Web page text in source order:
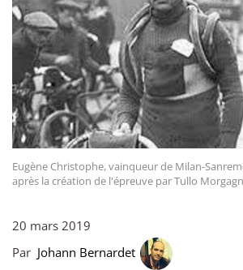
Eugène Christophe, vainqueur de Milan-
après la création de l'épreuve par Tullo
20 mars 2019
Par Johann Bernardet